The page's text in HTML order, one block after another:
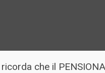
di Alessandria
ricorda che il